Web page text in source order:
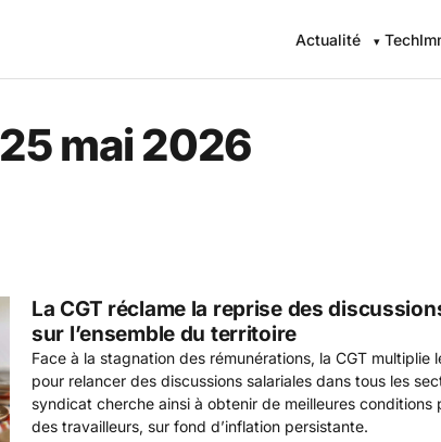
— L'information
Actualité Tech
mai 2026
La CGT réclame la reprise des
sur l’ensemble du territoire
Face à la stagnation des rémunérations, la CGT multiplie
pour relancer des discussions salariales dans tous les
syndicat cherche ainsi à obtenir de meilleures conditions
des travailleurs, sur fond d’inflation persistante.